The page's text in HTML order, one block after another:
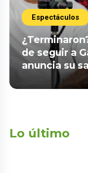
Espectáculos
de seguir a
anuncia su
Lo último